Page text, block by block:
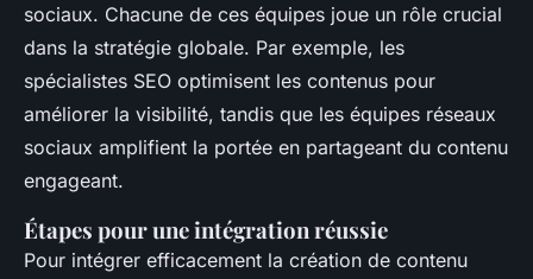
sociaux. Chacune de ces équipes joue un rôle crucial
dans la stratégie globale. Par exemple, les
spécialistes SEO optimisent les contenus pour
améliorer la visibilité, tandis que les équipes réseaux
sociaux amplifient la portée en partageant du contenu
engageant.
Étapes pour une intégration réussie
Pour intégrer efficacement la création de contenu